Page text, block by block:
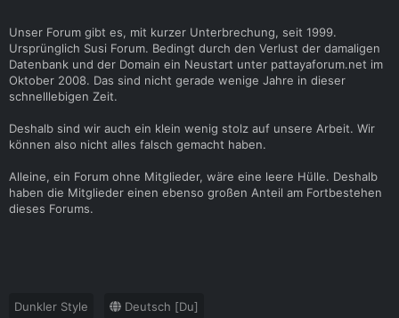
Unser Forum gibt es, mit kurzer Unterbrechung, seit 1999.
Ursprünglich Susi Forum. Bedingt durch den Verlust der damaligen
Datenbank und der Domain ein Neustart unter pattayaforum.net im
Oktober 2008. Das sind nicht gerade wenige Jahre in dieser
schnelllebigen Zeit.
Deshalb sind wir auch ein klein wenig stolz auf unsere Arbeit. Wir
können also nicht alles falsch gemacht haben.
Alleine, ein Forum ohne Mitglieder, wäre eine leere Hülle. Deshalb
haben die Mitglieder einen ebenso großen Anteil am Fortbestehen
dieses Forums.
Dunkler Style Deutsch [Du]